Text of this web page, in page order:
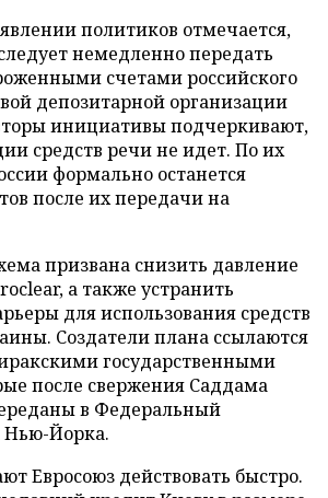
политиков отмечается,
немедленно передать
счетами российского
депозитарной организации
инициативы подчеркивают,
средств речи не идет. По их
формально останется
после их передачи на
призвана снизить давление
а также устранить
для использования средств
Создатели плана ссылаются
государственными
после свержения Саддама
в Федеральный
Нью-Йорка.
Евросоюз действовать быстро.